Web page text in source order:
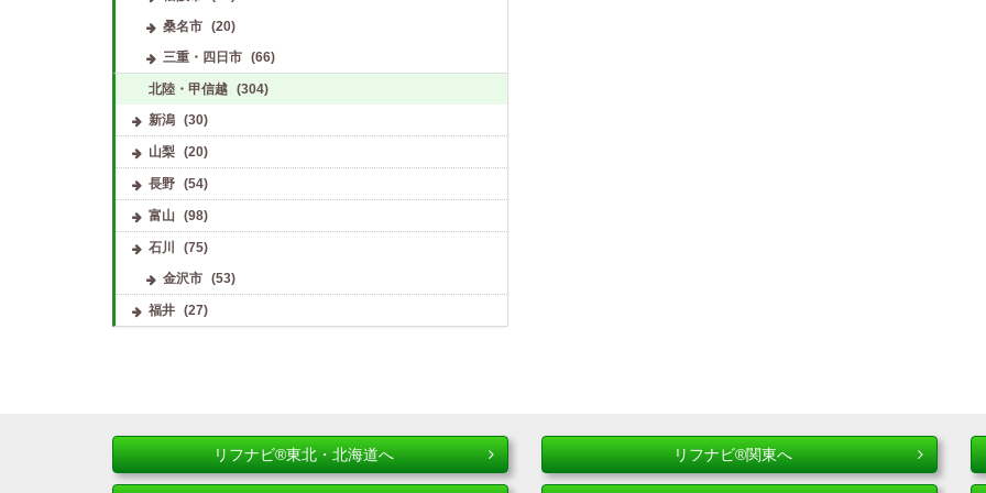
桑名市
(20)
三重・四日市
(66)
北陸・甲信越 (304)
新潟 (30)
山梨 (20)
長野 (54)
富山 (98)
石川
(75)
金沢市
(53)
福井 (27)
リフナビ®東北・北海道へ リフナビ®関東へ